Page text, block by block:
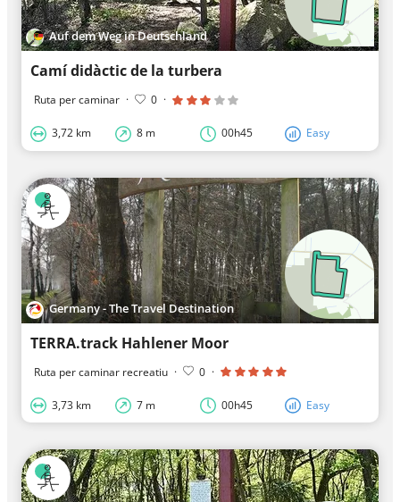
Auf dem Weg in Deutschland
Camí didàctic de la turbera
Ruta per caminar · 0 ·
3,72 km 8 m 00h45 Easy
Germany - The Travel Destination
TERRA.track Hahlener Moor
Ruta per caminar recreatiu · 0 ·
3,73 km 7 m 00h45 Easy